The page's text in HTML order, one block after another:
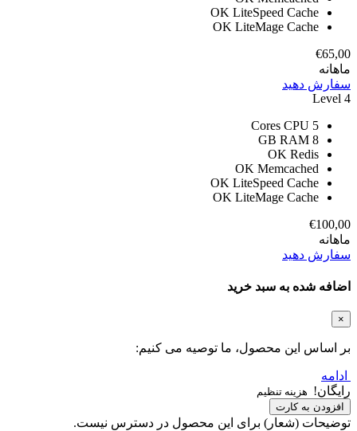
OK LiteSpeed Cache
OK LiteMage Cache
€65,00
ماهانه
سفارش دهید
Level 4
5 Cores
CPU
8 GB
RAM
OK Redis
OK Memcached
OK LiteSpeed Cache
OK LiteMage Cache
€100,00
ماهانه
سفارش دهید
اضافه شده به سبد خرید
×
بر اساس این محصول، ما توصیه می کنیم:
ادامه
رایگان! هزینه تنظیم
افزودن به کارت
توضیحات (شعار) برای این محصول در دسترس نیست.